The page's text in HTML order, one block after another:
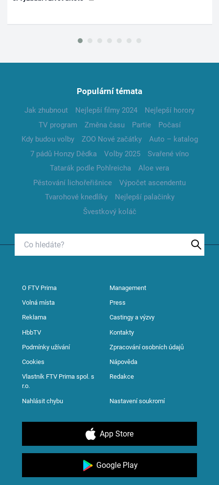
Populární témata
Jak zhubnout Nejlepší filmy 2024
Nejlepší horory
TV program
Změna času Partie
Počasí
Kdy budou volby
ZOO Nové začátky
Auto – katalog
7 pádů Honzy Dědka
Volby 2025
Svařené víno
Tatarák podle Pohlreicha
Aloe vera
Pěstování lichořeřišnice
Výpočet ascendentu
Tvarohové knedlíky
Nejlepší palačinky
Švestkový koláč
O FTV Prima Management
Volná místa Press
Reklama Castingy a výzvy
HbbTV Kontakty
Podmínky užívání Zpracování osobních údajů
Cookies Nápověda
Vlastník FTV Prima spol. s
r.o.
Redakce
Nahlásit chybu Nastavení soukromí
App Store
Google Play